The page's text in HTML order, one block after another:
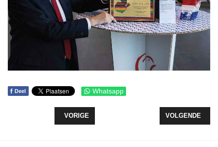
f Deel Whatsapp
VORIG ARTIKEL: ONDERNEMERS GEZOCHT
VORIGE VOLGENDE
VOLGENDE